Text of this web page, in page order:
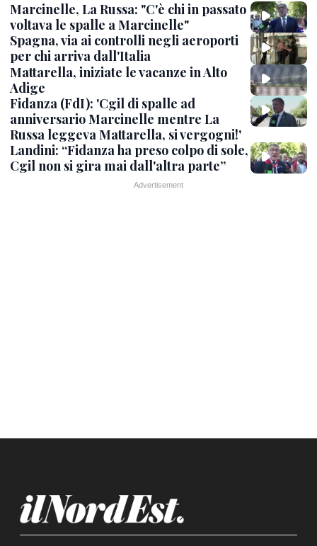
Marcinelle, La Russa: "C'è chi in passato
voltava le spalle a Marcinelle"
Spagna, via ai controlli negli aeroporti
per chi arriva dall'Italia
Mattarella, iniziate le vacanze in Alto
Adige
Fidanza (FdI): 'Cgil di spalle ad
anniversario Marcinelle mentre La
Russa leggeva Mattarella, si vergogni!'
Landini: “Fidanza ha preso colpo di sole,
Cgil non si gira mai dall'altra parte”